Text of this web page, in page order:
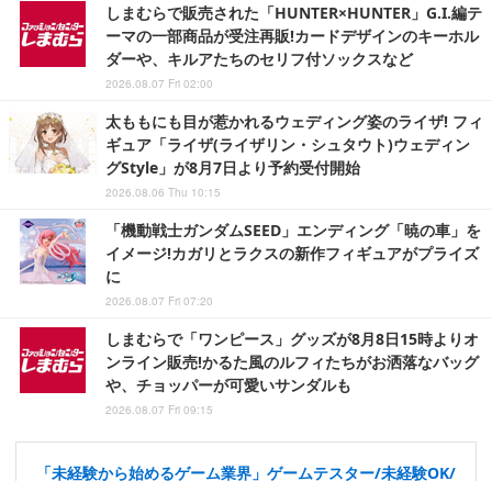
しまむらで販売された「HUNTER×HUNTER」G.I.編テ
ーマの一部商品が受注再販!カードデザインのキーホル
ダーや、キルアたちのセリフ付ソックスなど
2026.08.07 Fri 02:00
太ももにも目が惹かれるウェディング姿のライザ! フィ
ギュア「ライザ(ライザリン・シュタウト)ウェディン
グStyle」が8月7日より予約受付開始
2026.08.06 Thu 10:15
「機動戦士ガンダムSEED」エンディング「暁の車」を
イメージ!カガリとラクスの新作フィギュアがプライズ
に
2026.08.07 Fri 07:20
しまむらで「ワンピース」グッズが8月8日15時よりオ
ンライン販売!かるた風のルフィたちがお洒落なバッグ
や、チョッパーが可愛いサンダルも
2026.08.07 Fri 09:15
「未経験から始めるゲーム業界」ゲームテスター/未経験OK/